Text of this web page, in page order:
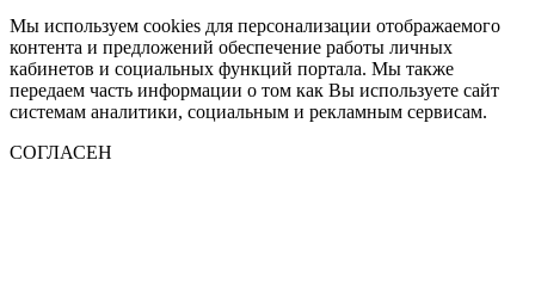
Мы используем cookies для персонализации отображаемого
контента и предложений обеспечение работы личных
кабинетов и социальных функций портала. Мы также
передаем часть информации о том как Вы используете сайт
системам аналитики, социальным и рекламным сервисам.
СОГЛАСЕН